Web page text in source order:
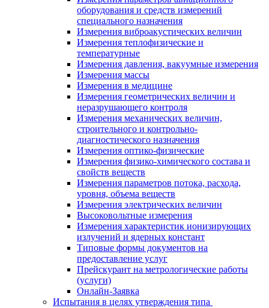
оборудования и средств измерений
специального назначения
Измерения виброакустических величин
Измерения теплофизические и
температурные
Измерения давления, вакуумные измерения
Измерения массы
Измерения в медицине
Измерения геометрических величин и
неразрушающего контроля
Измерения механических величин,
строительного и контрольно-
диагностического назначения
Измерения оптико-физические
Измерения физико-химического состава и
свойств веществ
Измерения параметров потока, расхода,
уровня, объема веществ
Измерения электрических величин
Высоковольтные измерения
Измерения характеристик ионизирующих
излучений и ядерных констант
Типовые формы документов на
предоставление услуг
Прейскурант на метрологические работы
(услуги)
Онлайн-Заявка
Испытания в целях утверждения типа